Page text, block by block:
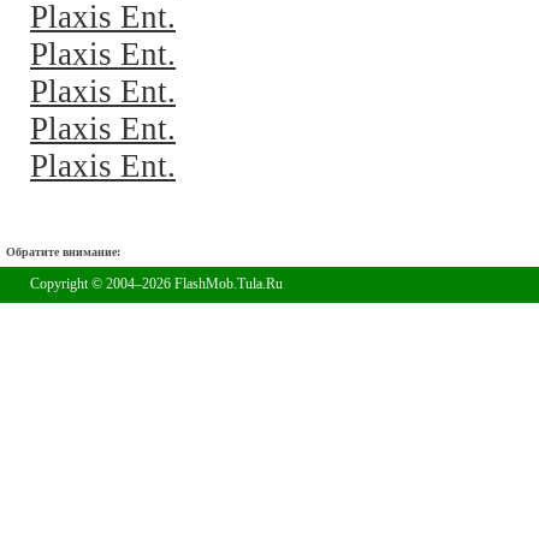
Plaxis Ent.
Plaxis Ent.
Plaxis Ent.
Plaxis Ent.
Plaxis Ent.
Обратите внимание:
Copyright © 2004–2026 FlashMob.Tula.Ru